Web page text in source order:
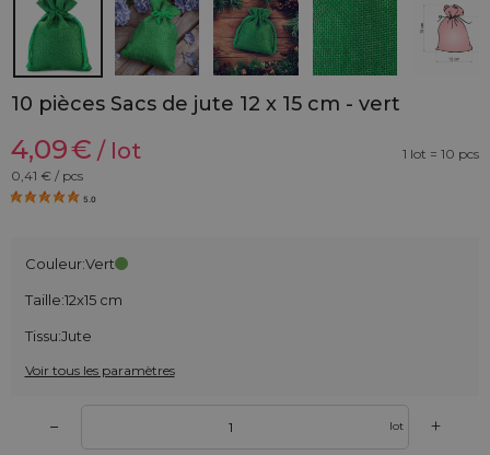
10 pièces Sacs de jute 12 x 15 cm - vert
4,09€ / lot
1 lot = 10 pcs
0,41 € / pcs
5.0
Couleur:Vert
Taille:12x15 cm
Tissu:Jute
Voir tous les paramètres
– lot +